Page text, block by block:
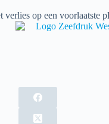
op een voorlaatste